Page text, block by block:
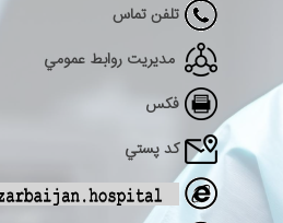
تلفن تماس
مديريت روابط عمومي
فکس
كد پستي